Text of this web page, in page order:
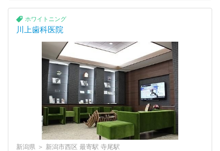
ホワイトニング
川上歯科医院
新潟県 ＞ 新潟市西区 最寄駅 寺尾駅